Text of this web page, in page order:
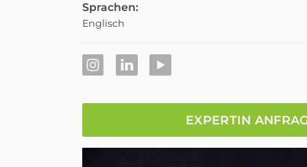
Sprachen:
Englisch
EXPERTIN